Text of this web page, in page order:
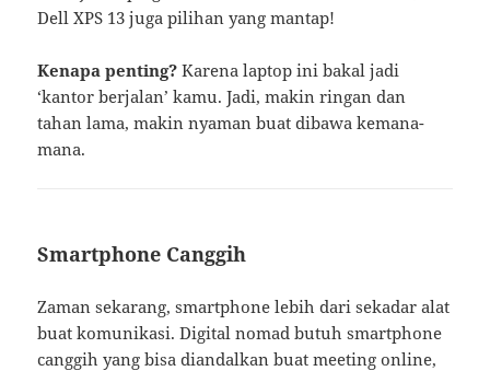
Dell XPS 13 juga pilihan yang mantap!
Kenapa penting? Karena laptop ini bakal jadi
‘kantor berjalan’ kamu. Jadi, makin ringan dan
tahan lama, makin nyaman buat dibawa kemana-
mana.
Smartphone Canggih
Zaman sekarang, smartphone lebih dari sekadar alat
buat komunikasi. Digital nomad butuh smartphone
canggih yang bisa diandalkan buat meeting online,